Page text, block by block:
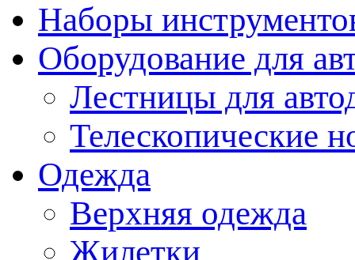
Наборы
Оборудование для
Лестницы для
Телескопические
Одежда
Верхняя одежда
Жилетки